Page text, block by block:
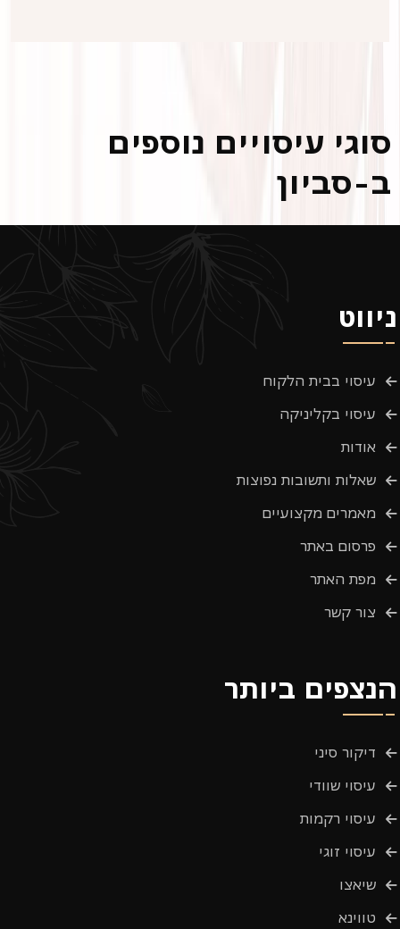
סוגי עיסויים נוספים
ב-סביון
ניווט
עיסוי בבית הלקוח
עיסוי בקליניקה
אודות
שאלות ותשובות נפוצות
מאמרים מקצועיים
פרסום באתר
מפת האתר
צור קשר
הנצפים ביותר
דיקור סיני
עיסוי שוודי
עיסוי רקמות
עיסוי זוגי
שיאצו
טווינא